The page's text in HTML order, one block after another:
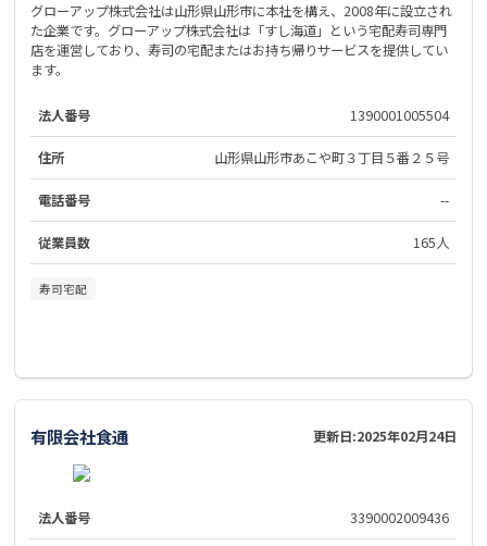
グローアップ株式会社は山形県山形市に本社を構え、2008年に設立され
た企業です。グローアップ株式会社は「すし海道」という宅配寿司専門
店を運営しており、寿司の宅配またはお持ち帰りサービスを提供してい
ます。
法人番号 1390001005504
住所 山形県山形市あこや町３丁目５番２５号
電話番号 --
従業員数 165人
寿司宅配
有限会社食通 更新日:2025年02月24日
法人番号 3390002009436